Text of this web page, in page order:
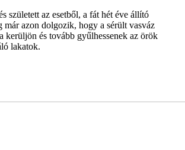
született az esetből, a fát hét éve állító
már azon dolgozik, hogy a sérült vasváz
kerüljön és tovább gyűlhessenek az örök
lakatok.